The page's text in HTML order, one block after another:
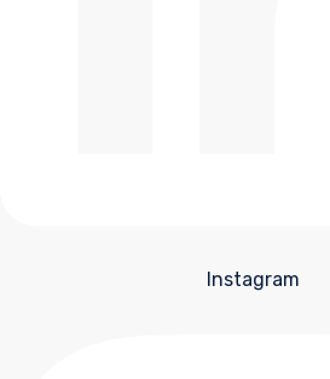
Instagram